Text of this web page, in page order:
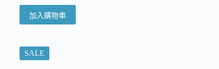
加入購物車
SALE